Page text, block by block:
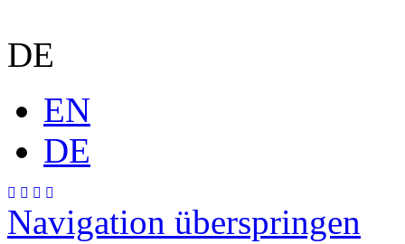
DE
EN
DE
Navigation überspringen